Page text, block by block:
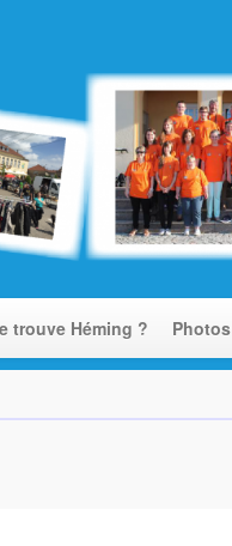
trouve Héming ? Photos